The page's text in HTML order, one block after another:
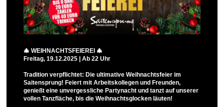
🎄 WEIHNACHTSFEIEREI 🎄
Freitag, 19.12.2025 | Ab 22 Uhr
Tradition verpflichtet: Die ultimative Weihnachtsfeier im
Saitensprung! Feiert mit Arbeitskollegen und Freunden,
genießt eine unvergessliche Partynacht und tanzt auf unserer
vollen Tanzfläche, bis die Weihnachtsglocken läuten!